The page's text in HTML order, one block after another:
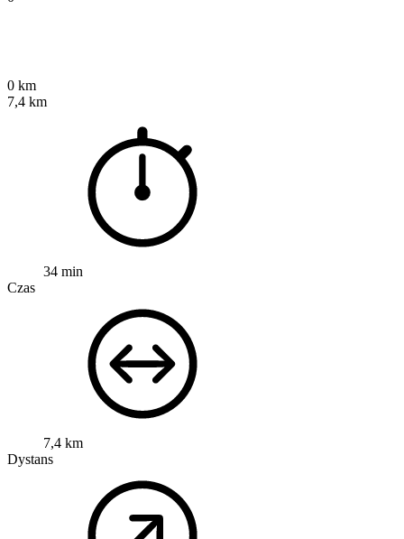
0 km
7,4 km
34 min
Czas
7,4 km
Dystans